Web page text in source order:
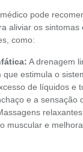
pode
aliviar os sintomas
como:
A drenagem
que estimula o
de líquidos e
e a sensação
muscular e